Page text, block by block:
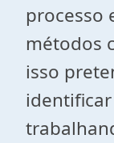
processo
métodos
isso